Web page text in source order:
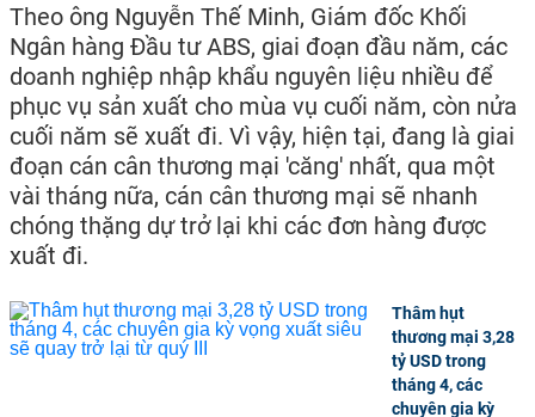
Theo ông Nguyễn Thế Minh, Giám đốc Khối
Ngân hàng Đầu tư ABS, giai đoạn đầu năm, các
doanh nghiệp nhập khẩu nguyên liệu nhiều để
phục vụ sản xuất cho mùa vụ cuối năm, còn nửa
cuối năm sẽ xuất đi. Vì vậy, hiện tại, đang là giai
đoạn cán cân thương mại 'căng' nhất, qua một
vài tháng nữa, cán cân thương mại sẽ nhanh
chóng thặng dự trở lại khi các đơn hàng được
xuất đi.
Thâm hụt
thương mại 3,28
tỷ USD trong
tháng 4, các
chuyên gia kỳ